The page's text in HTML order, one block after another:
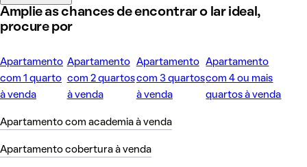
Amplie as chances de encontrar o lar ideal,
procure por
Apartamento
com 1 quarto
à venda
Apartamento
com 2 quartos
à venda
Apartamento
com 3 quartos
à venda
Apartamento
com 4 ou mais
quartos à venda
Apartamento com academia à venda
Apartamento cobertura à venda